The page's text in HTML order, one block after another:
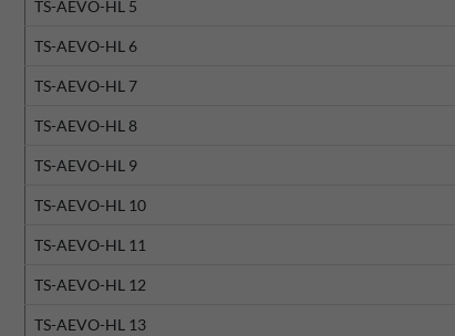
TS-AEVO-HL 5
TS-AEVO-HL 6
TS-AEVO-HL 7
TS-AEVO-HL 8
TS-AEVO-HL 9
TS-AEVO-HL 10
TS-AEVO-HL 11
TS-AEVO-HL 12
TS-AEVO-HL 13